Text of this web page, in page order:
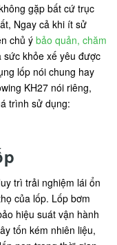
gặp bất cứ trục
Ngay cả khi ít sử
chủ ý bảo quản, chăm
khỏe xế yêu được
lốp nói chung hay
KH27 nói riêng,
trình sử dụng:
trì trải nghiệm lái ổn
của lốp. Lốp bơm
hiệu suát vận hành
tốn kém nhiên liệu,